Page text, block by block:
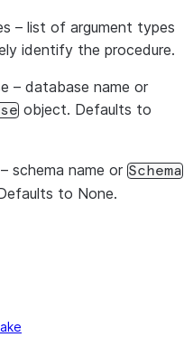
– list of argument types
identify the procedure.
– database name or
object. Defaults to
– schema name or Schema
to None.